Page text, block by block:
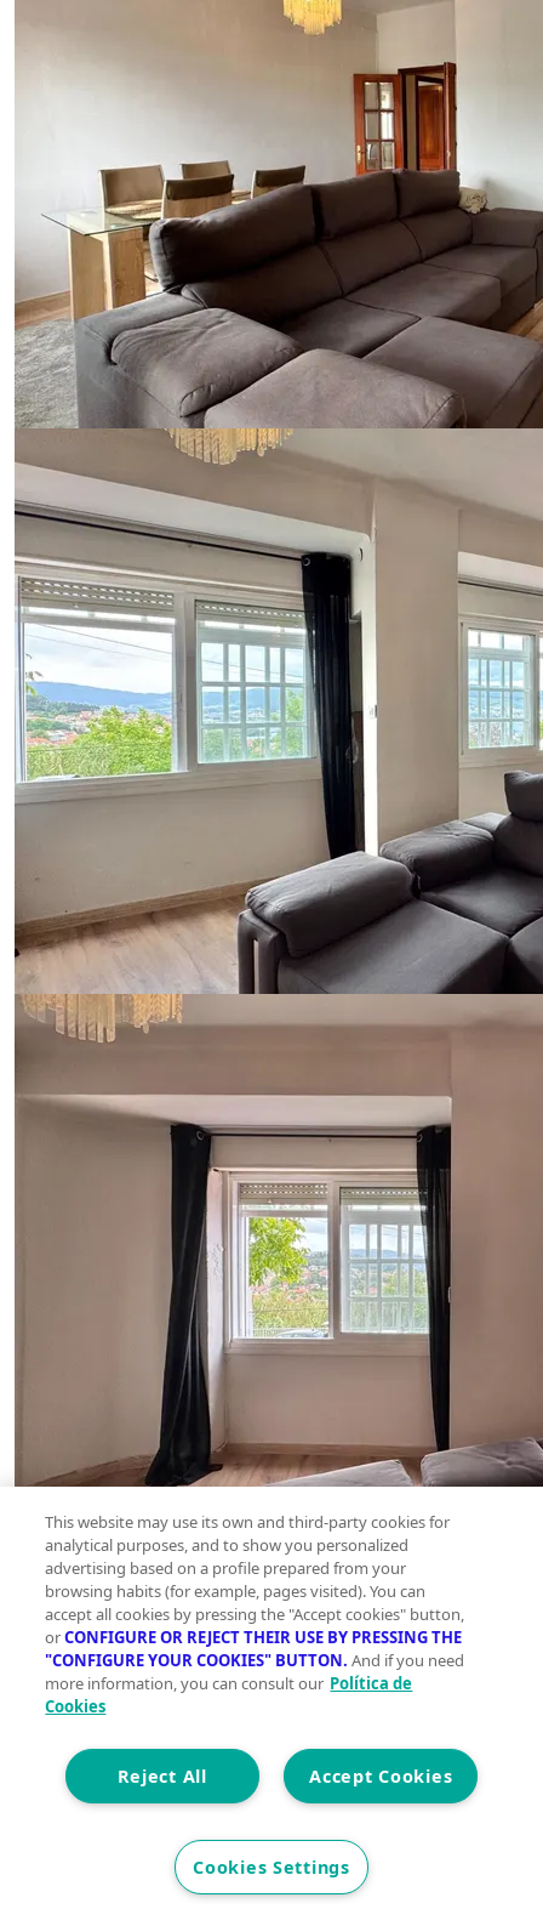
This website may use its own and third-party cookies for
analytical purposes, and to show you personalized
advertising based on a profile prepared from your
browsing habits (for example, pages visited). You can
accept all cookies by pressing the "Accept cookies" button,
orCONFIGURE OR REJECT THEIR USE BY PRESSING THE
"CONFIGURE YOUR COOKIES" BUTTON. And if you need
more information, you can consult our Política de
Cookies
Accept Cookies
Reject All
Cookies Settings